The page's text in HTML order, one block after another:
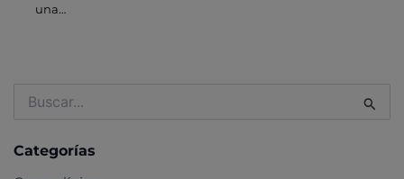
una…
por:
Categorías